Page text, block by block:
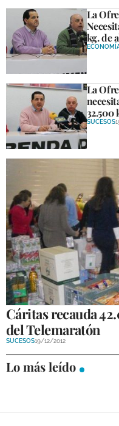
OPINIÓN
VENTANA CIUDADANA
PROVINCIA
SUBBÉTICA HOY
SALUD
OBRAS
NECROLÓGICAS
GALERÍAS
La
kg. de
La
32.500
SUCESOS
Cáritas recauda
del Telemaratón
SUCESOS19/12/2012
Lo más leído